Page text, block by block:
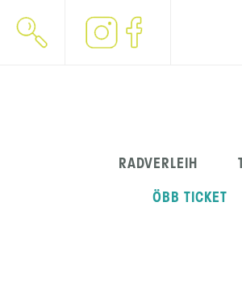
RADVERLEIH
ÖBB TICKET